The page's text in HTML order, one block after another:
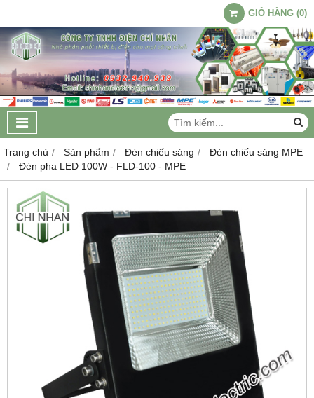
GIỎ HÀNG (0)
Trang chủ Sản phẩm Đèn chiếu sáng
Đèn chiếu sáng MPE
Đèn pha LED 100W - FLD-100 - MPE